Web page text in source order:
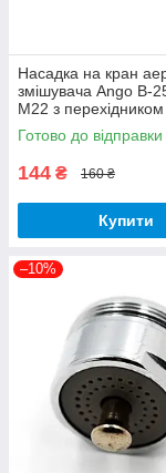
Насадка на кран
змішувача Ango В-
М22 з
гнучким шлангом
Готово до відправки
144 ₴ 160 ₴
Купити
–10%